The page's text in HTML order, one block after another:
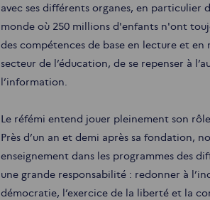
avec ses différents organes, en particulier
monde où 250 millions d'enfants n'ont
des compétences de base en lecture et
secteur de l’éducation, de se repenser à
l’information.
Le réfémi entend jouer pleinement son
Près d’un an et demi après sa fondation,
enseignement dans les programmes des
une grande responsabilité : redonner à
démocratie, l’exercice de la liberté et la